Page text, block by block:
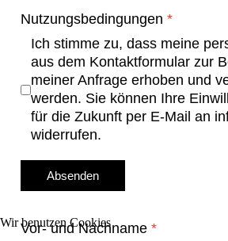
Nutzungsbedingungen *
Ich stimme zu, dass meine
aus dem Kontaktformular zur
meiner Anfrage erhoben und
werden. Sie können Ihre
für die Zukunft per E-Mail an
widerrufen.
Absenden
Vor- und Nachname *
Wir benutzen Cookies